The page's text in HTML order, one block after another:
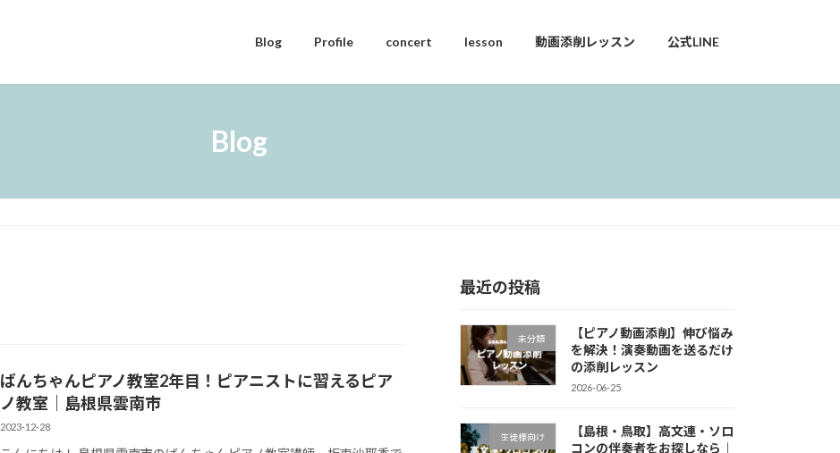
Blog Profile concert lesson 動画添削レッスン 公式LINE
Blog
ばんちゃんピアノ教室2年目！ピアニストに習えるピア
ノ教室｜島根県雲南市
2023-12-28
最近の投稿
未分類
【ピアノ動画添削】伸び悩み
を解決！演奏動画を送るだけ
の添削レッスン
2026-06-25
生徒様向け
【島根・鳥取】高文連・ソロ
コンの伴奏者をお探しなら｜